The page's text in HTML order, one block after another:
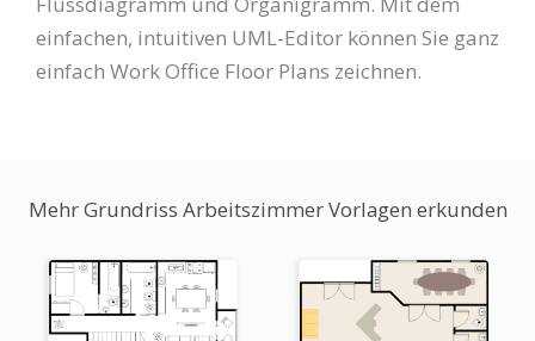
einfachen, intuitiven UML-Editor können Sie ganz
einfach Work Office Floor Plans zeichnen.
Mehr Grundriss Arbeitszimmer Vorlagen erkunden